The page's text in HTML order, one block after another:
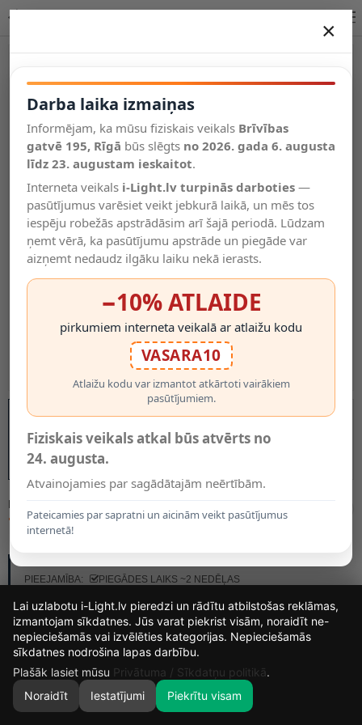
Salīdzināt
Vēlmju
saraksts
Valodas
0
MODELIS:
76.90€
PIEEJAMĪBA:
PIEGĀDES LAIKS ~2 NEDĒĻAS
×
Darba laika izmaiņas
Informējam, ka mūsu fiziskais veikals Brīvības
gatvē 195, Rīgā būs slēgts no 2026. gada 6. augusta
līdz 23. augustam ieskaitot.
Interneta veikals i-Light.lv turpinās darboties —
pasūtījumus varēsiet veikt jebkurā laikā, un mēs tos
iespēju robežās apstrādāsim arī šajā periodā. Lūdzam
ņemt vērā, ka pasūtījumu apstrāde un piegāde var
aizņemt nedaudz ilgāku laiku nekā ierasts.
−10% ATLAIDE
pirkumiem interneta veikalā ar atlaižu kodu
VASARA10
Atlaižu kodu var izmantot atkārtoti vairākiem
pasūtījumiem.
Fiziskais veikals atkal būs atvērts no
24. augusta.
Atvainojamies par sagādātajām neērtībām.
Pateicamies par sapratni un aicinām veikt pasūtījumus
internetā!
12
DIENAS
15
STUNDAS
52
MIN.
34
Lai uzlabotu i-Light.lv pieredzi un rādītu atbilstošas reklāmas,
izmantojam sīkdatnes. Jūs varat piekrist visām, noraidīt ne-
nepieciešamās vai izvēlēties kategorijas. Nepieciešamās
sīkdatnes nodrošina lapas darbību.
Plašāk lasiet mūsu Privātuma / Sīkdatņu politikā.
Noraidīt
Iestatījumi Piekrītu visam